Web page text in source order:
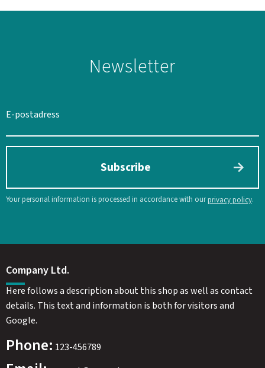
Newsletter
Subscribe
Your personal information is processed in accordance with ourprivacy policy.
Company Ltd.
Here follows a description about this shop as well as contact
details. This text and information is both for visitors and
Google.
Phone: 123-456789